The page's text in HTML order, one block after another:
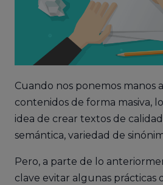
Cuando nos ponemos manos
contenidos de forma masiva,
idea de crear textos de
semántica, variedad de
Pero, a parte de lo
clave evitar algunas prácticas